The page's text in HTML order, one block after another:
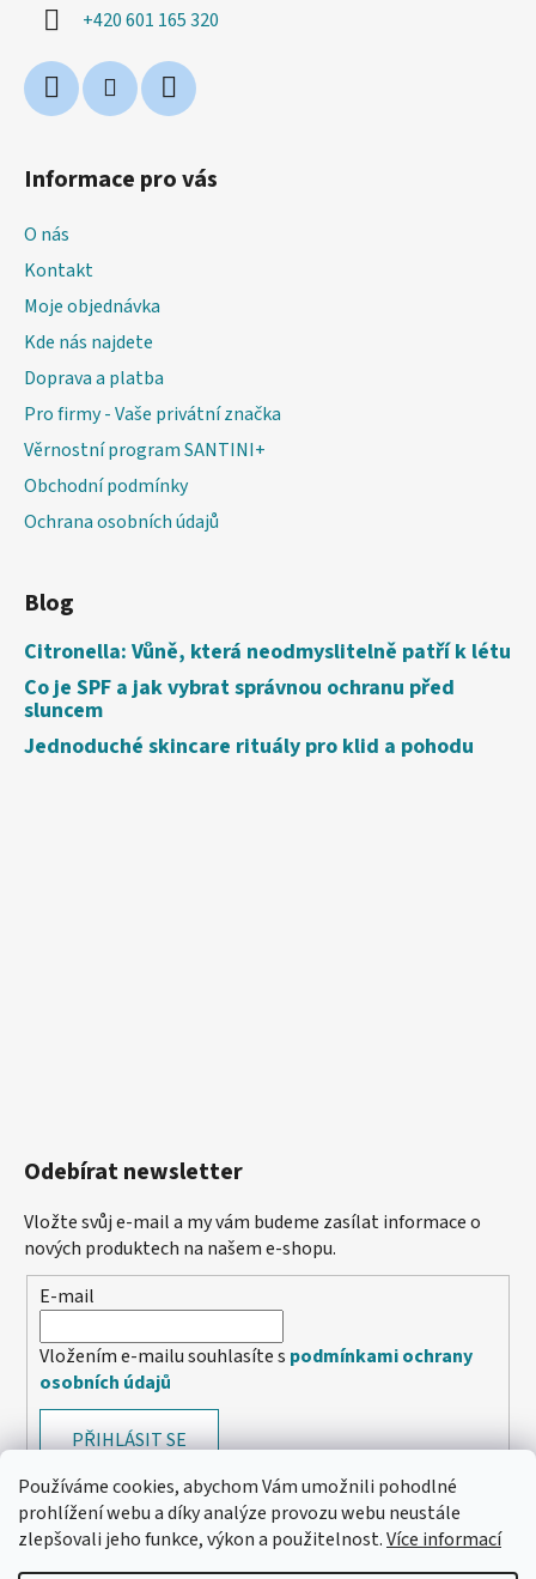
Používáme cookies, abychom Vám umožnili pohodlné
prohlížení webu a díky analýze provozu webu neustále
zlepšovali jeho funkce, výkon a použitelnost.Více informací
+420 601 165 320
Informace pro vás
O nás
Kontakt
Moje objednávka
Kde nás najdete
Doprava a platba
Pro firmy - Vaše privátní značka
Věrnostní program SANTINI+
Obchodní podmínky
Ochrana osobních údajů
Blog
Citronella: Vůně, která neodmyslitelně patří k létu
Co je SPF a jak vybrat správnou ochranu před
sluncem
Jednoduché skincare rituály pro klid a pohodu
Odebírat newsletter
Vložte svůj e-mail a my vám budeme zasílat informace o
nových produktech na našem e-shopu.
E-mail
Vložením e-mailu souhlasíte s podmínkami ochrany
osobních údajů
PŘIHLÁSIT SE